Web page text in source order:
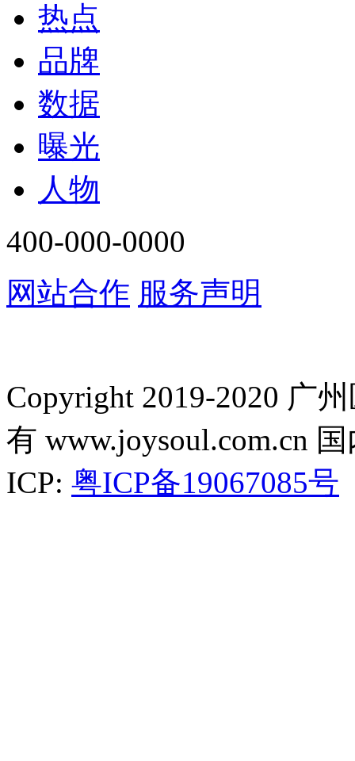
热点
品牌
数据
曝光
人物
400-000-0000
网站合作 服务声明
Copyright 2019-2020 广
有 www.joysoul.com.cn
ICP: 粤ICP备19067085号